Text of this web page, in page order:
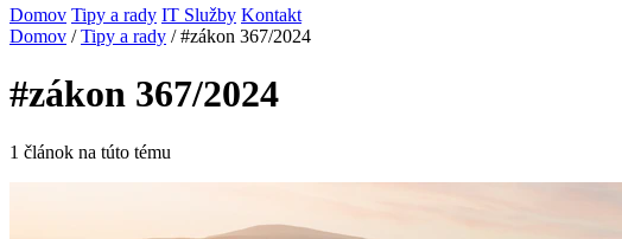
Domov Tipy a rady IT Služby Kontakt
Domov / Tipy a rady / #zákon 367/2024
#zákon 367/2024
1 článok na túto tému